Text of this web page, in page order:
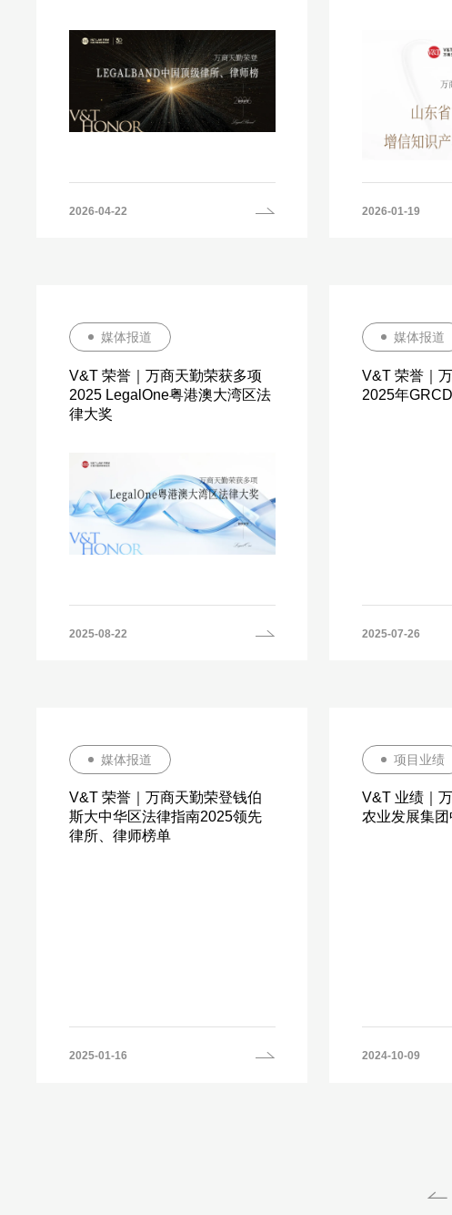
2026-04-22 2026-01-19
媒体报道
V&T 荣誉｜万商天勤荣获多项
2025 LegalOne粤港澳大湾区法
律大奖
2025-08-22
媒体报道
V&T 荣誉｜
2025年
2025-07-26
媒体报道
V&T 荣誉｜万商天勤荣登钱伯
斯大中华区法律指南2025领先
律所、律师榜单
2025-01-16
项目业绩
V&T 业绩｜
农业发展集
2024-10-09